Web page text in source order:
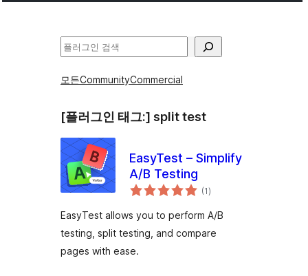
검
모든CommunityCommercial
[플러그인 태그:] split test
EasyTest – Simplify
A/B Testing
(1전
체
점
)
EasyTest allows you to perform A/B
testing, split testing, and compare
pages with ease.